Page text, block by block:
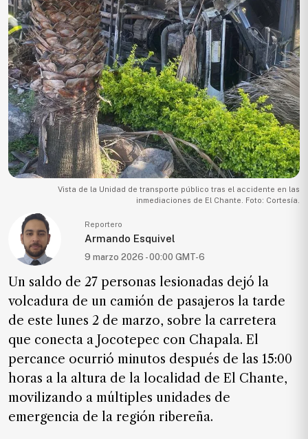
Ecología
Movilidad
Seguridad
Educación
Salud
Política
Economía
Entretenimiento
Real
Estate
Gente
PARA
SUSCRIPTORES
digital
Vista de la Unidad de transporte público tras el accidente en las
inmediaciones de El Chante. Foto: Cortesía.
Reportero
Armando Esquivel
9 marzo 2026 - 00:00 GMT-6
Un saldo de 27 personas lesionadas dejó la
volcadura de un camión de pasajeros la tarde
de este lunes 2 de marzo, sobre la carretera
que conecta a Jocotepec con Chapala. El
percance ocurrió minutos después de las 15:00
horas a la altura de la localidad de El Chante,
movilizando a múltiples unidades de
emergencia de la región ribereña.